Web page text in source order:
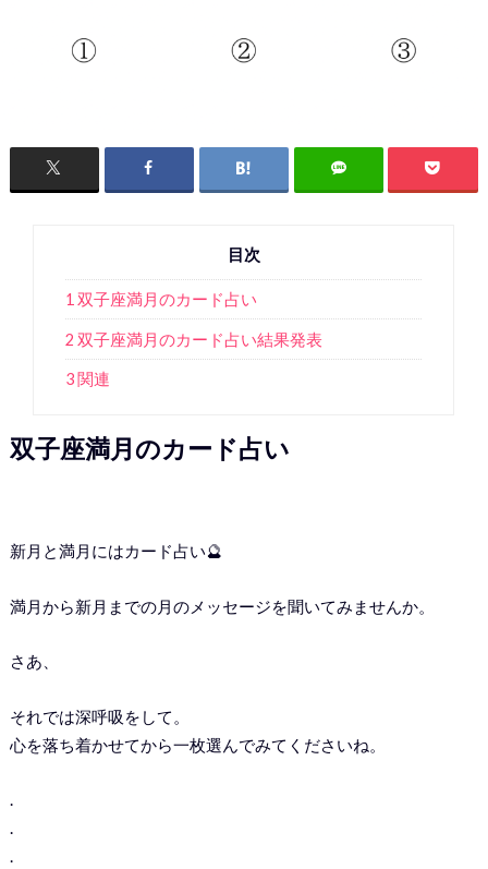
目次
1 双子座満月のカード占い
2 双子座満月のカード占い結果発表
3 関連
双子座満月のカード占い
新月と満月にはカード占い🔮
満月から新月までの月のメッセージを聞いてみませんか。
さあ、
それでは深呼吸をして。
心を落ち着かせてから一枚選んでみてくださいね。
.
.
.